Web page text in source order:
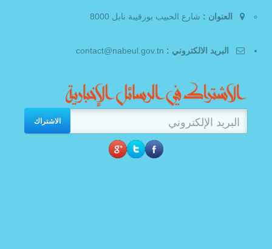
العنوان : شارع الحبيب بورقيبة نابل 8000
البريد الالكتروني :
الاشتراك